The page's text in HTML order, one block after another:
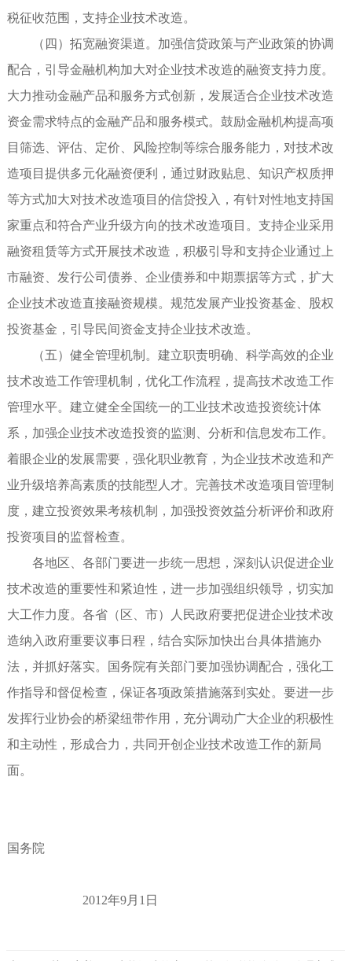
税征收范围，支持企业技术改造。
（四）拓宽融资渠道。加强信贷政策与产业政策的协调
配合，引导金融机构加大对企业技术改造的融资支持力度。
大力推动金融产品和服务方式创新，发展适合企业技术改造
资金需求特点的金融产品和服务模式。鼓励金融机构提高项
目筛选、评估、定价、风险控制等综合服务能力，对技术改
造项目提供多元化融资便利，通过财政贴息、知识产权质押
等方式加大对技术改造项目的信贷投入，有针对性地支持国
家重点和符合产业升级方向的技术改造项目。支持企业采用
融资租赁等方式开展技术改造，积极引导和支持企业通过上
市融资、发行公司债券、企业债券和中期票据等方式，扩大
企业技术改造直接融资规模。规范发展产业投资基金、股权
投资基金，引导民间资金支持企业技术改造。
（五）健全管理机制。建立职责明确、科学高效的企业
技术改造工作管理机制，优化工作流程，提高技术改造工作
管理水平。建立健全全国统一的工业技术改造投资统计体
系，加强企业技术改造投资的监测、分析和信息发布工作。
着眼企业的发展需要，强化职业教育，为企业技术改造和产
业升级培养高素质的技能型人才。完善技术改造项目管理制
度，建立投资效果考核机制，加强投资效益分析评价和政府
投资项目的监督检查。
各地区、各部门要进一步统一思想，深刻认识促进企业
技术改造的重要性和紧迫性，进一步加强组织领导，切实加
大工作力度。各省（区、市）人民政府要把促进企业技术改
造纳入政府重要议事日程，结合实际加快出台具体措施办
法，并抓好落实。国务院有关部门要加强协调配合，强化工
作指导和督促检查，保证各项政策措施落到实处。要进一步
发挥行业协会的桥梁纽带作用，充分调动广大企业的积极性
和主动性，形成合力，共同开创企业技术改造工作的新局
面。
国务院
2012年9月1日